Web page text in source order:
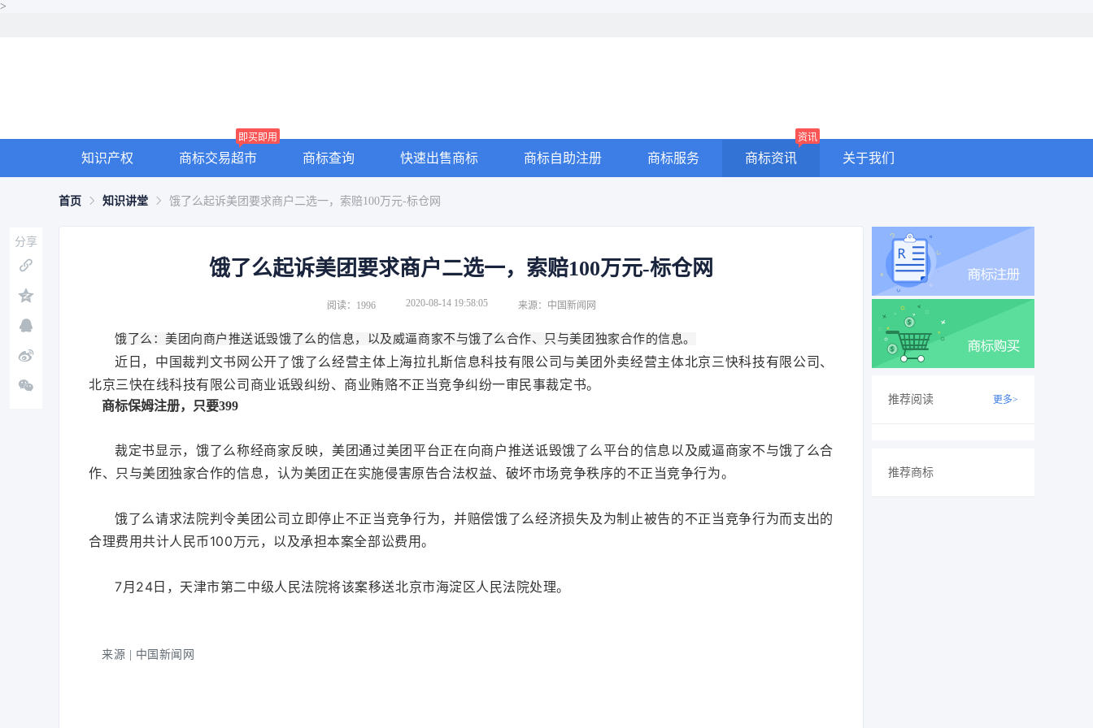
>
知识产权 商标交易超市
即买即用
商标查询 快速出售商标 商标自助注册 商标服务 商标资讯
资讯
关于我们
首页 知识讲堂 饿了么起诉美团要求商户二选一，索赔100万元-标仓网
饿了么起诉美团要求商户二选一，索赔100万元-标仓网
阅读：1996 2020-08-14 19:58:05 来源：中国新闻网
饿了么：美团向商户推送诋毁饿了么的信息，以及威逼商家不与饿了么合作、只与美团独家合作的信息。
近日，中国裁判文书网公开了饿了么经营主体上海拉扎斯信息科技有限公司与美团外卖经营主体北京三快科技有限公司、
北京三快在线科技有限公司商业诋毁纠纷、商业贿赂不正当竞争纠纷一审民事裁定书。
商标保姆注册，只要399
裁定书显示，饿了么称经商家反映，美团通过美团平台正在向商户推送诋毁饿了么平台的信息以及威逼商家不与饿了么合
作、只与美团独家合作的信息，认为美团正在实施侵害原告合法权益、破坏市场竞争秩序的不正当竞争行为。
饿了么请求法院判令美团公司立即停止不正当竞争行为，并赔偿饿了么经济损失及为制止被告的不正当竞争行为而支出的
合理费用共计人民币100万元，以及承担本案全部讼费用。
7月24日，天津市第二中级人民法院将该案移送北京市海淀区人民法院处理。
来源 | 中国新闻网
推荐阅读 更多>
推荐商标
分享